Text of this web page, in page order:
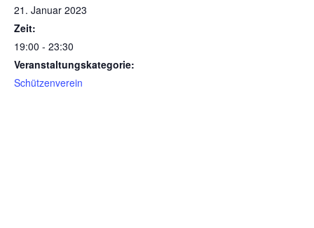
21. Januar 2023
Zeit:
19:00 - 23:30
Veranstaltungskategorie:
Schützenverein